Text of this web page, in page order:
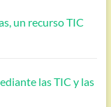
un recurso TIC
las TIC y las